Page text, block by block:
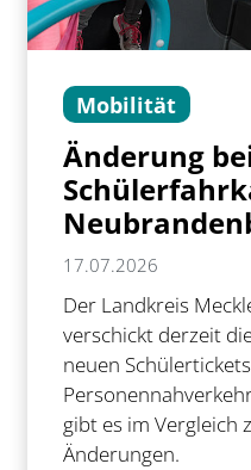
Mobilität
Änderung
17.07.2026
Der Landkreis
verschickt derzeit
neuen
gibt es im Vergleich
Änderungen.